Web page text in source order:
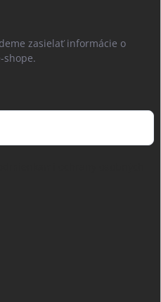
zasielať informácie o
shope.